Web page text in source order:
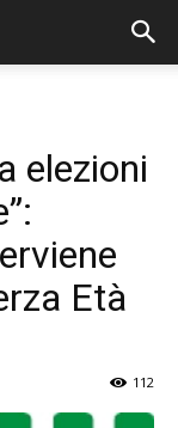
elezioni
Età
112